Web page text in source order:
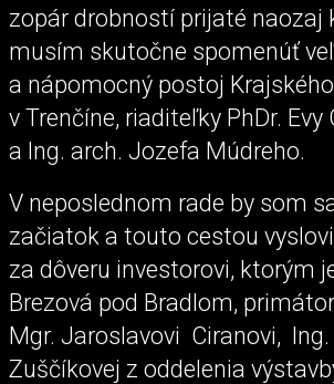
zopár drobností prijaté naozaj
musím skutočne spomenúť
a nápomocný postoj
v Trenčíne, riaditeľky PhDr. Evy
a Ing. arch. Jozefa Múdreho.
V neposlednom rade by som
začiatok a touto cestou
za dôveru investorovi, ktorým
Brezová pod Bradlom,
Mgr. Jaroslavovi Ciranovi, Ing.
Zuščíkovej z oddelenia